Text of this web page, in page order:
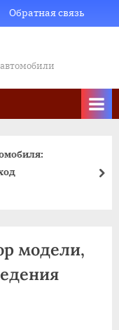
Обратная связь
модели,